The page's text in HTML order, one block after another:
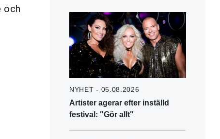
och
NYHET - 05.08.2026
Artister agerar efter inställd
festival: "Gör allt"